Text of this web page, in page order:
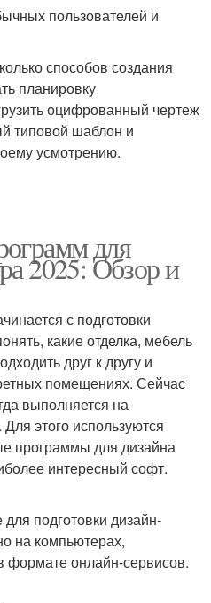
пользователей и
способов создания
планировку
оцифрованный чертеж
типовой шаблон и
усмотрению.
для
2025: Обзор и
с подготовки
какие отделка, мебель
друг к другу и
помещениях. Сейчас
выполняется на
этого используются
программы для дизайна
интересный софт.
подготовки дизайн-
на компьютерах,
формате онлайн-сервисов.